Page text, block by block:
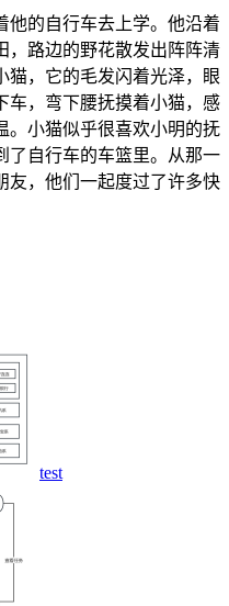
他的自行车去上学。他沿着
，路边的野花散发出阵阵清
猫，它的毛发闪着光泽，眼
车，弯下腰抚摸着小猫，感
。小猫似乎很喜欢小明的抚
了自行车的车篮里。从那一
友，他们一起度过了许多快
test